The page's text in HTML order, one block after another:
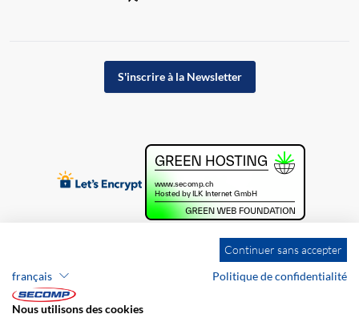
S'inscrire à la Newsletter
Continuer sans accepter
français
Politique de confidentialité
Nous utilisons des cookies